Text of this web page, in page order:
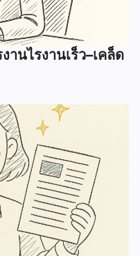
านไรงานเร็ว–เคล็ด